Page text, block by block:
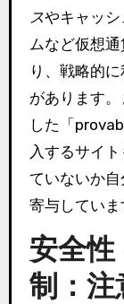
スやキャッ
ムなど仮想
り、戦略的
があります
した「
入するサイ
ていないか
寄与していま
安全性
制：